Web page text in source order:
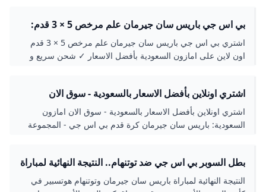
بي اس جي باريس سان جيرمان علم مرخص 5 × 3 قدم:
اشتري اون لاين بأفضل الاسعار في السعودية - سوق.كوم
الان اصبحت امازون السعودية
اشتري بي اس جي باريس سان جيرمان علم مرخص 5 × 3 قدم
اون لاين على امازون السعودية بأفضل الاسعار ✓ شحن سريع و
اشتري اونلاين بأفضل الاسعار بالسعودية - سوق الان
امازون السعودية: باريس سان جيرمان كرة قدم بي اس
جي - المجموعة الرسمية مقاس 5 : المستلزمات الرياضية
اشتري اونلاين بأفضل الاسعار بالسعودية - سوق الان امازون
السعودية: باريس سان جيرمان كرة قدم بي اس جي - المجموعة
بطل السوبر بي اس جي ضد توتنهام.. النتيجة النهائية لمباراة
باريس سان جيرمان وتوتنهام هوتسبير نهائي كأس السوبر
النتيجة النهائية لمباراة باريس سان جيرمان وتوتنهام هوتسبير في